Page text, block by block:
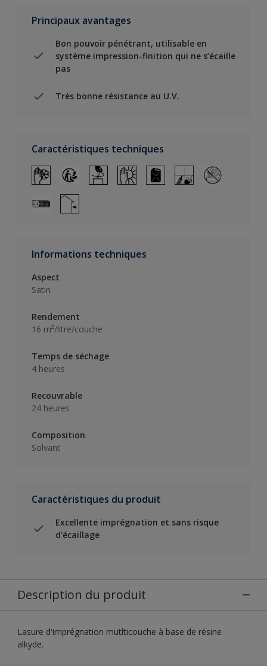
Principaux avantages
Bon pouvoir pénétrant, utilisable en
système impression-finition qui ne s’écaille
pas
Très bonne résistance au U.V.
Caractéristiques techniques
Informations techniques
Aspect
Satin
Rendement
16 m²/litre/couche
Temps de séchage
4 heures
Recouvrable
24 heures
Composition
Solvant
Caractéristiques du produit
Excellente imprégnation et sans risque
d'écaillage
Description du produit
Lasure d'imprégnation mutlticouche à base de résine
alkyde.